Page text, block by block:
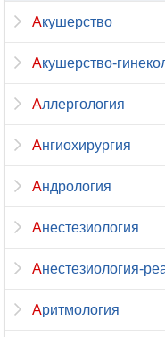
Акушерство
Акушерство-
Аллергология
Ангиохирургия
Андрология
Анестезиология
Анестезиология-
Аритмология